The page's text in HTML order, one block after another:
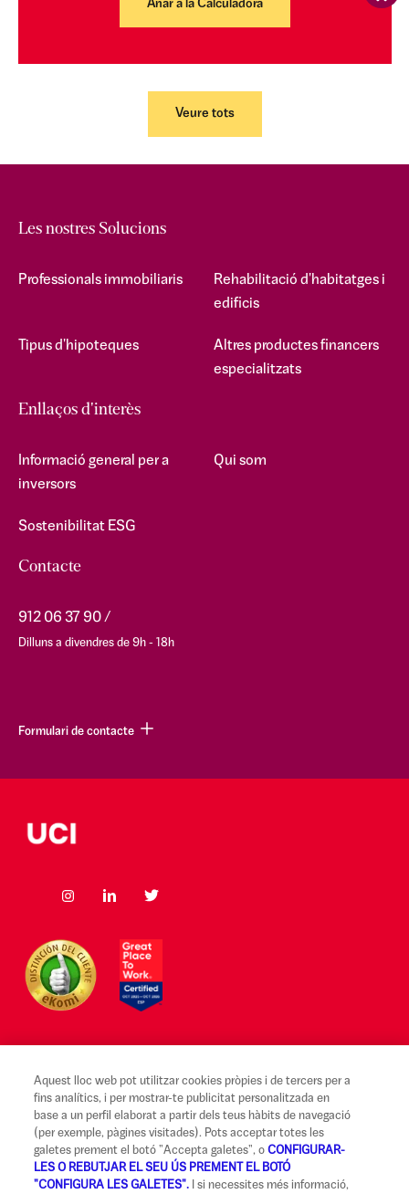
Anar a la Calculadora
Veure tots
Les nostres Solucions
Professionals immobiliaris
Rehabilitació d'habitatges i
edificis
Tipus d'hipoteques
Altres productes financers
especialitzats
Enllaços d'interès
Informació general per a
inversors
Qui som
Sostenibilitat ESG
Contacte
912 06 37 90
Dilluns a divendres de 9h - 18h
Formulari de contacte
Avís legal i Condicions d'ús
Canal Alerta Ètica
Reclamacions
Codi de Bones Pràctiques
Aquest lloc web pot utilitzar cookies pròpies i de tercers per a
fins analítics, i per mostrar-te publicitat personalitzada en
base a un perfil elaborat a partir dels teus hàbits de navegació
(per exemple, pàgines visitades). Pots acceptar totes les
galetes prement el botó "Accepta galetes", oCONFIGURAR-
LES O REBUTJAR EL SEU ÚS PREMENT EL BOTÓ
"CONFIGURA LES GALETES". I si necessites més informació,